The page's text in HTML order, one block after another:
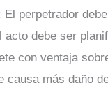
El perpetrador
acto debe ser
con ventaja
causa más daño